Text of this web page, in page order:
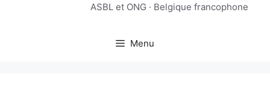
ASBL et ONG · Belgique francophone
Menu